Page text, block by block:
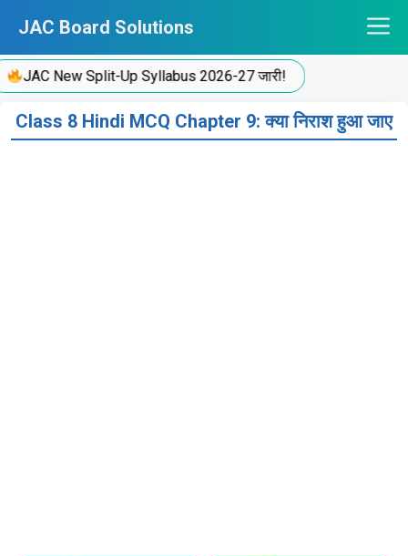
content
JAC Board Solutions
JAC New Split-Up Syllabus 2026-27 जारी!
Class 8 Hindi MCQ Chapter 9: क्या निराश हुआ जाए